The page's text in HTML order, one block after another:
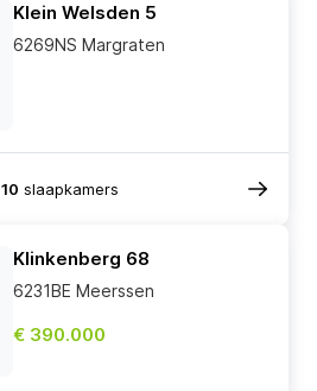
Klein Welsden 5
6269NS Margraten
10 slaapkamers
Klinkenberg 68
6231BE Meerssen
€ 390.000